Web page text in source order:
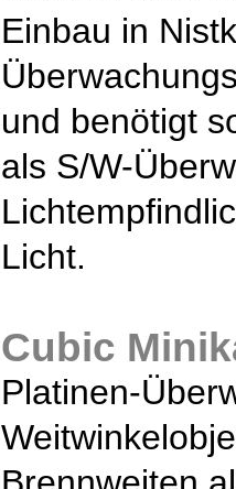
Einbau in
und benötigt
als S/W-
Licht.
Cubic
Platinen-